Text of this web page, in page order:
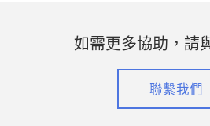
如需更多協助，請
聯繫我們